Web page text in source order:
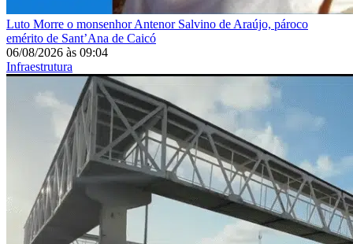
Luto Morre o monsenhor Antenor Salvino de Araújo, pároco
emérito de Sant’Ana de Caicó
06/08/2026 às 09:04
Infraestrutura